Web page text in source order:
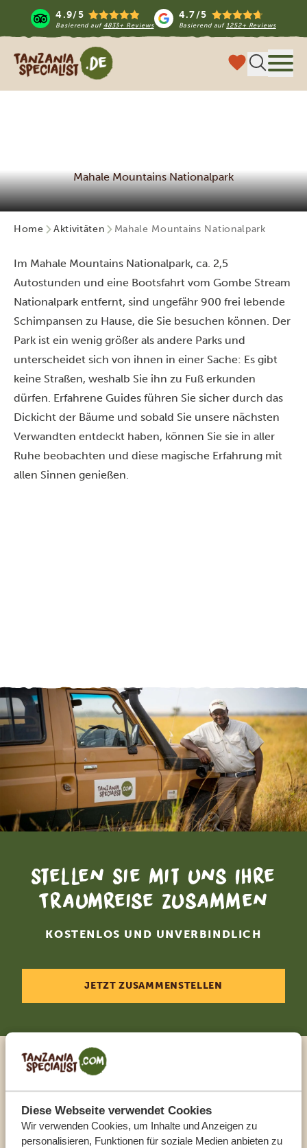
Diese Webseite verwendet Cookies
Wir verwenden Cookies, um Inhalte und Anzeigen zu
personalisieren, Funktionen für soziale Medien anbieten zu
4.9/5
Basierend auf 4833+ Reviews
4.7/5
Basierend auf1252+ Reviews
Tanzania Specialist
Mahale Mountains Nationalpark
Home Aktivitäten Mahale Mountains Nationalpark
Im Mahale Mountains Nationalpark, ca. 2,5
Autostunden und eine Bootsfahrt vom Gombe Stream
Nationalpark entfernt, sind ungefähr 900 frei lebende
Schimpansen zu Hause, die Sie besuchen können. Der
Park ist ein wenig größer als andere Parks und
unterscheidet sich von ihnen in einer Sache: Es gibt
keine Straßen, weshalb Sie ihn zu Fuß erkunden
dürfen. Erfahrene Guides führen Sie sicher durch das
Dickicht der Bäume und sobald Sie unsere nächsten
Verwandten entdeckt haben, können Sie sie in aller
Ruhe beobachten und diese magische Erfahrung mit
allen Sinnen genießen.
Stellen Sie mit uns Ihre
Traumreise zusammen
KOSTENLOS UND UNVERBINDLICH
JETZT ZUSAMMENSTELLEN
Sprechen Sie mit einem
Reiseberater
UNSERE EXPERTEN HELFEN IHNEN GERN